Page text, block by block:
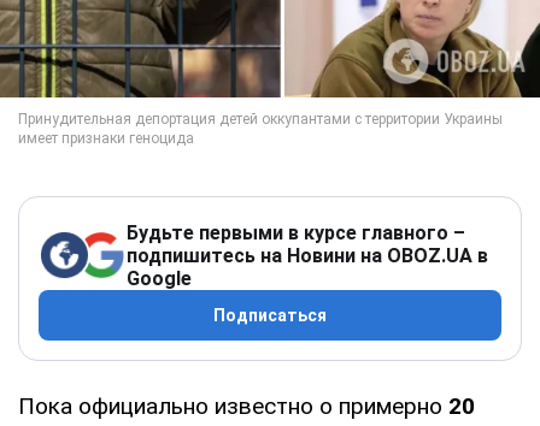
Будьте первыми в курсе главного –
подпишитесь на Новини на OBOZ.UA в
Google
Подписаться
Пока официально известно о примерно 20